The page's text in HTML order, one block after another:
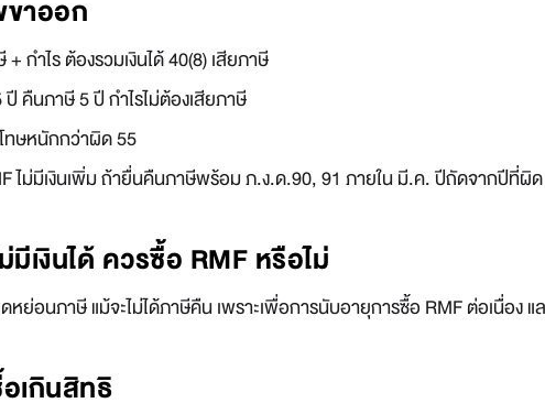
ขาออก
กำไร ต้องรวมเงินได้ 40(8) เสียภาษี
คืนภาษี 5 ปี กำไรไม่ต้องเสียภาษี
ทษหนักกว่าผิด 55
ไม่มีเงินเพิ่ม ถ้ายื่นคืนภาษีพร้อม ภ.ง.ด.90, 91 ภายใน มี.ค. ปีถัดจากปีที่ผิด
เงินได้ ควรซื้อ RMF หรือไม่
ย่อนภาษี แม้จะไม่ได้ภาษีคืน เพราะเพื่อการนับอายุการซื้อ RMF ต่อเนื่อง แล
เกินสิทธิ